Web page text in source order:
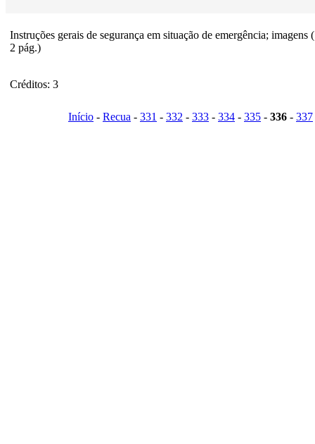
Instruções gerais de segurança em situação de emergência; imagens (
2 pág.)
Créditos: 3
Início - Recua - 331 - 332 - 333 - 334 - 335 - 336 - 337